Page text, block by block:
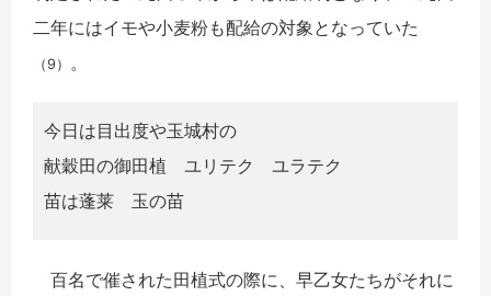
二年にはイモや小麦粉も配給の対象となっていた
（9） 。
今日は目出度や玉城村の
献穀田の御田植 ユリテク ユラテク
苗は蓬莱 玉の苗
百名で催された田植式の際に、早乙女たちがそれに